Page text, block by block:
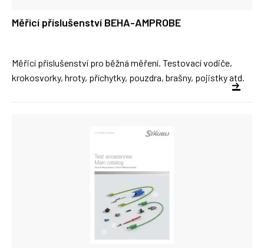
Měřicí příslušenství BEHA-AMPROBE
Měřicí příslušenství pro běžná měření. Testovací vodiče,
krokosvorky, hroty, příchytky, pouzdra, brašny, pojistky atd.